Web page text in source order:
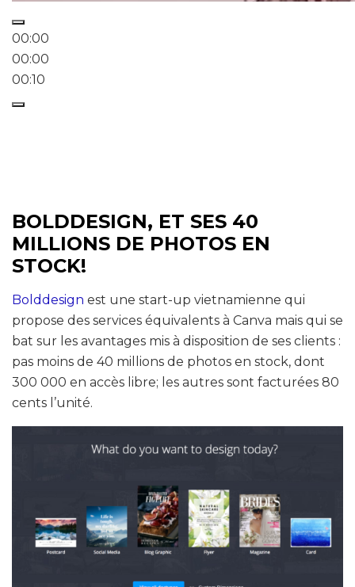
00:00
00:00
00:10
BOLDDESIGN, ET SES 40
MILLIONS DE PHOTOS EN
STOCK!
Bolddesign est une start-up vietnamienne qui
propose des services équivalents à Canva mais qui se
bat sur les avantages mis à disposition de ses clients :
pas moins de 40 millions de photos en stock, dont
300 000 en accès libre; les autres sont facturées 80
cents l’unité.